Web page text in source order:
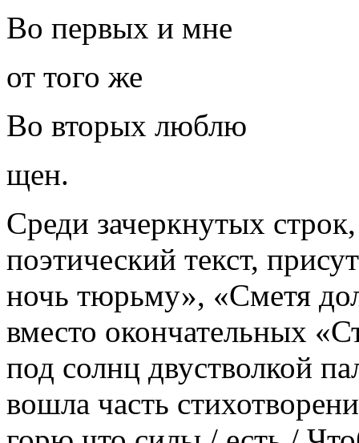
Во первых и мне
от того же
Во вторых люблю
щен.
Среди зачеркнутых
поэтический текст,
ночь тюрьму», «Сметя
вместо окончательных
под солнц двустволкой
вошла часть